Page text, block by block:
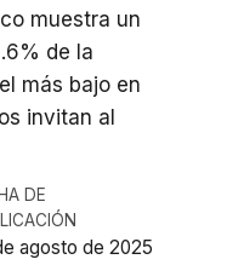
muestra un
de la
más bajo en
invitan al
DE
agosto de 2025